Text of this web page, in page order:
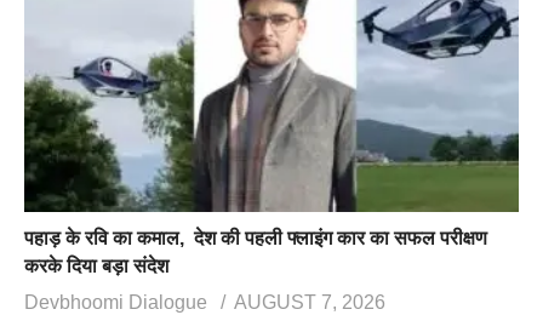
पहाड़ के रवि का कमाल, देश की पहली फ्लाइंग कार का सफल परीक्षण
करके दिया बड़ा संदेश
Devbhoomi Dialogue
AUGUST 7, 2026